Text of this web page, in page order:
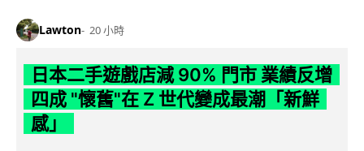
Lawton 20 小時
日本二手遊戲店減 90% 門市 業績反增
四成 "懷舊"在 Z 世代變成最潮「新鮮
感」